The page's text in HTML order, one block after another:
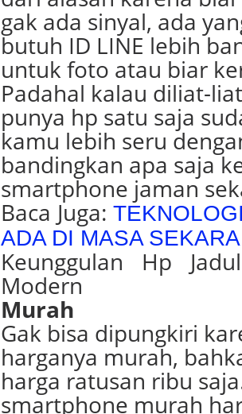
E
M
D
E
R
N
gak ada sinyal, ada
butuh ID LINE lebih
untuk foto atau biar
Padahal kalau diliat-
punya hp satu saja
kamu lebih seru
bandingkan apa saja
smartphone jaman
Baca Juga:
ADA DI MASA
Keunggulan Hp
Modern
Murah
Gak bisa dipungkiri
harganya murah,
harga ratusan ribu
smartphone murah